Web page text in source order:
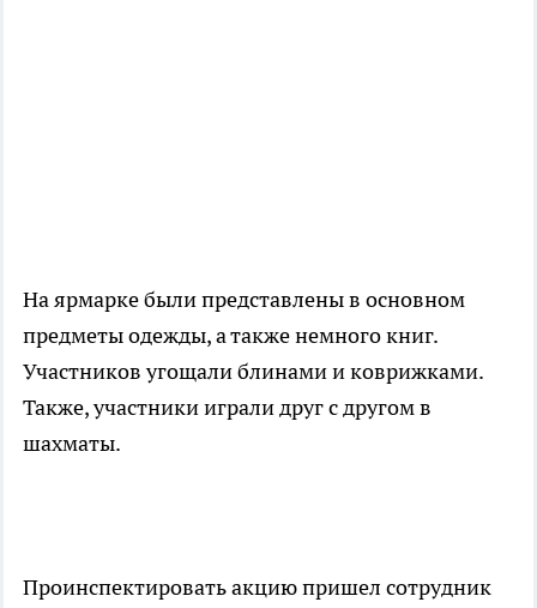
На ярмарке были представлены в основном
предметы одежды, а также немного книг.
Участников угощали блинами и коврижками.
Также, участники играли друг с другом в
шахматы.
Проинспектировать акцию пришел сотрудник